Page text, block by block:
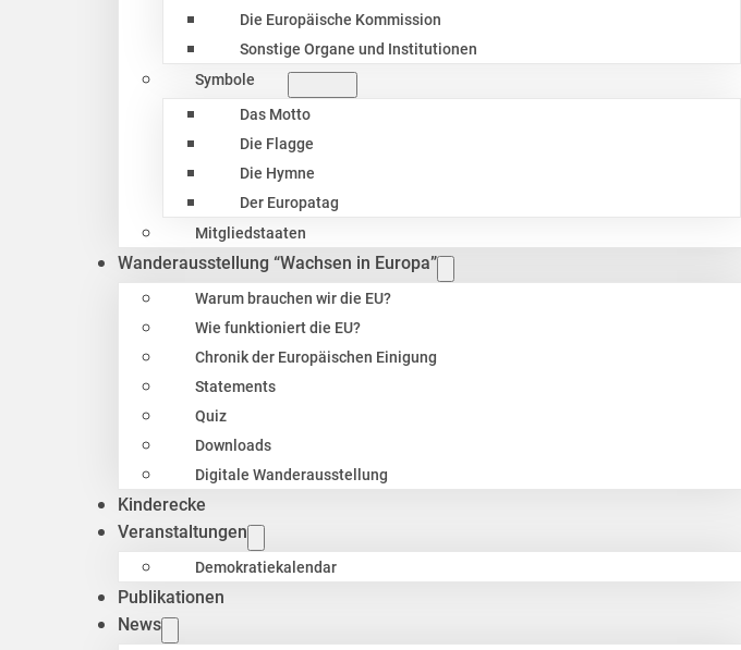
Die Europäische Kommission
Sonstige Organe und Institutionen
Symbole
Das Motto
Die Flagge
Die Hymne
Der Europatag
Mitgliedstaaten
Wanderausstellung “Wachsen in Europa”
Warum brauchen wir die EU?
Wie funktioniert die EU?
Chronik der Europäischen Einigung
Statements
Quiz
Downloads
Digitale Wanderausstellung
Kinderecke
Veranstaltungen
Demokratiekalendar
Publikationen
News